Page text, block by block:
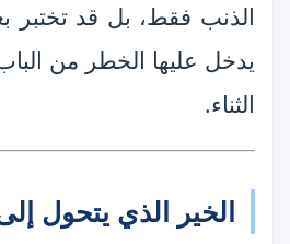
الذنب فقط، بل قد تختبر
يدخل عليها الخطر من
الثناء.
الخير الذي يتحول